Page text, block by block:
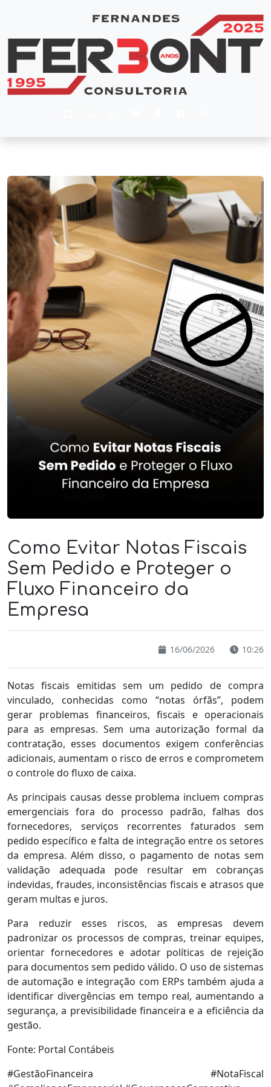
Como Evitar Notas Fiscais
Sem Pedido e Proteger o
Fluxo Financeiro da
Empresa
16/06/2026 10:26
Notas fiscais emitidas sem um pedido de compra
vinculado, conhecidas como “notas órfãs”, podem
gerar problemas financeiros, fiscais e operacionais
para as empresas. Sem uma autorização formal da
contratação, esses documentos exigem conferências
adicionais, aumentam o risco de erros e comprometem
o controle do fluxo de caixa.
As principais causas desse problema incluem compras
emergenciais fora do processo padrão, falhas dos
fornecedores, serviços recorrentes faturados sem
pedido específico e falta de integração entre os setores
da empresa. Além disso, o pagamento de notas sem
validação adequada pode resultar em cobranças
indevidas, fraudes, inconsistências fiscais e atrasos que
geram multas e juros.
Para reduzir esses riscos, as empresas devem
padronizar os processos de compras, treinar equipes,
orientar fornecedores e adotar políticas de rejeição
para documentos sem pedido válido. O uso de sistemas
de automação e integração com ERPs também ajuda a
identificar divergências em tempo real, aumentando a
segurança, a previsibilidade financeira e a eficiência da
gestão.
Fonte: Portal Contábeis
#GestãoFinanceira #NotaFiscal